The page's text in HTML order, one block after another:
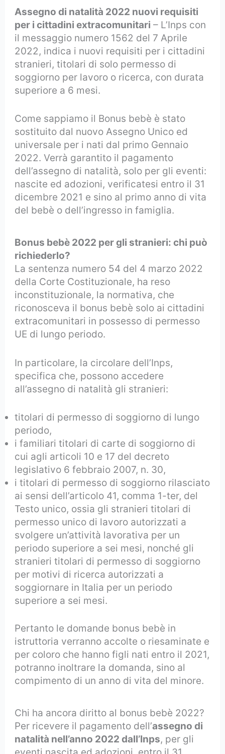
Assegno di natalità 2022 nuovi requisiti
per i cittadini extracomunitari – L’Inps con
il messaggio numero 1562 del 7 Aprile
2022, indica i nuovi requisiti per i cittadini
stranieri, titolari di solo permesso di
soggiorno per lavoro o ricerca, con durata
superiore a 6 mesi.
Come sappiamo il Bonus bebè è stato
sostituito dal nuovo Assegno Unico ed
universale per i nati dal primo Gennaio
2022. Verrà garantito il pagamento
dell’assegno di natalità, solo per gli eventi:
nascite ed adozioni, verificatesi entro il 31
dicembre 2021 e sino al primo anno di vita
del bebè o dell’ingresso in famiglia.
Bonus bebè 2022 per gli stranieri: chi può
richiederlo?
La sentenza numero 54 del 4 marzo 2022
della Corte Costituzionale, ha reso
inconstituzionale, la normativa, che
riconosceva il bonus bebè solo ai cittadini
extracomunitari in possesso di permesso
UE di lungo periodo.
In particolare, la circolare dell’Inps,
specifica che, possono accedere
all’assegno di natalità gli stranieri:
titolari di permesso di soggiorno di lungo
periodo,
i familiari titolari di carte di soggiorno di
cui agli articoli 10 e 17 del decreto
legislativo 6 febbraio 2007, n. 30,
i titolari di permesso di soggiorno rilasciato
ai sensi dell’articolo 41, comma 1-ter, del
Testo unico, ossia gli stranieri titolari di
permesso unico di lavoro autorizzati a
svolgere un’attività lavorativa per un
periodo superiore a sei mesi, nonché gli
stranieri titolari di permesso di soggiorno
per motivi di ricerca autorizzati a
soggiornare in Italia per un periodo
superiore a sei mesi.
Pertanto le domande bonus bebè in
istruttoria verranno accolte o riesaminate e
per coloro che hanno figli nati entro il 2021,
potranno inoltrare la domanda, sino al
compimento di un anno di vita del minore.
Chi ha ancora diritto al bonus bebè 2022?
Per ricevere il pagamento dell’assegno di
natalità nell’anno 2022 dall’Inps, per gli